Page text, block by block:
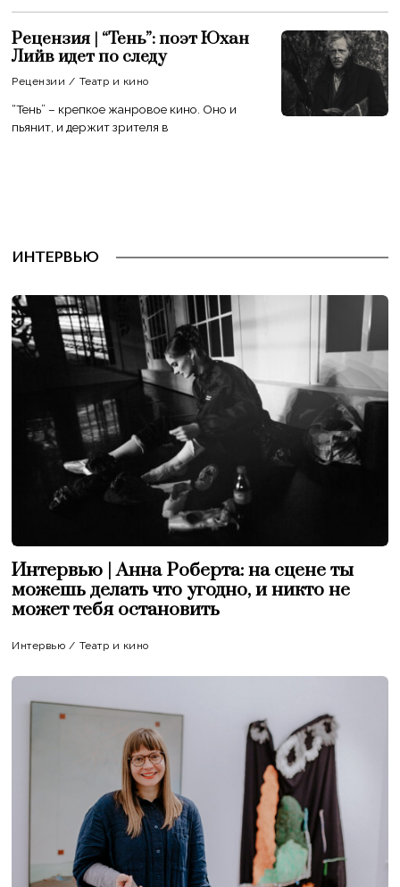
Рецензия | “Тень”: поэт Юхан
Лийв идет по следу
Рецензии / Театр и кино
“Тень” – крепкое жанровое кино. Оно и
пьянит, и держит зрителя в
ИНТЕРВЬЮ
Интервью | Анна Роберта: на сцене ты
можешь делать что угодно, и никто не
может тебя остановить
Интервью / Театр и кино